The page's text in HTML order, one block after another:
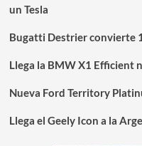
un Tesla
Bugatti Destrier convierte
Llega la BMW X1 Efficient
Nueva Ford Territory
Llega el Geely Icon a la